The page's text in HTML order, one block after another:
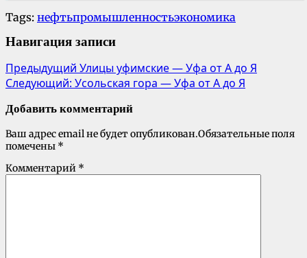
Tags: нефтьпромышленностьэкономика
Навигация записи
Предыдущий Улицы уфимские — Уфа от А до Я
Следующий: Усольская гора — Уфа от А до Я
Добавить комментарий
Ваш адрес email не будет опубликован.Обязательные поля
помечены *
Комментарий *